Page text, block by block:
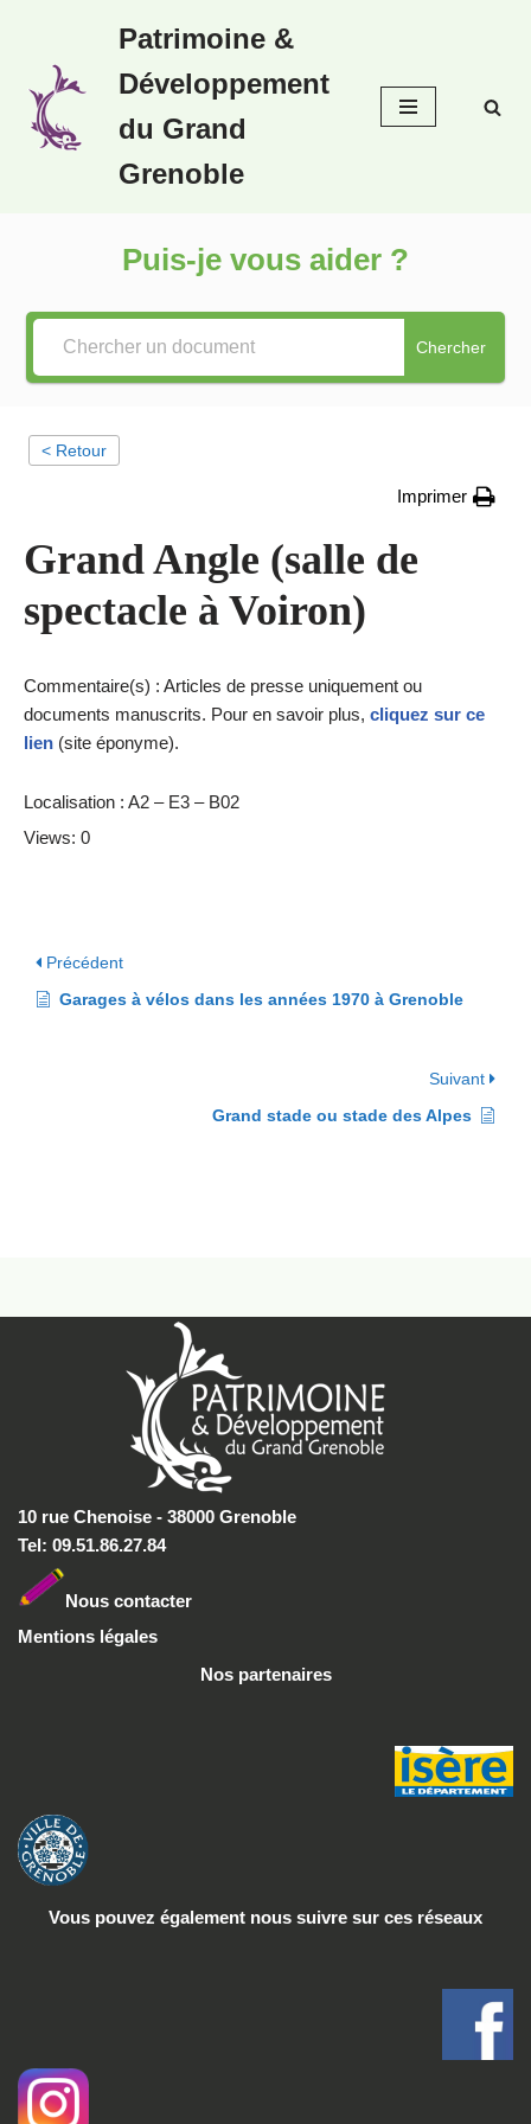
au
contenu
Patrimoine &
Développement
du Grand
Grenoble
Puis-je vous aider ?
Chercher
< Retour
Imprimer
Grand Angle (salle de
spectacle à Voiron)
Commentaire(s) : Articles de presse uniquement ou
documents manuscrits. Pour en savoir plus, cliquez sur ce
lien (site éponyme).
Localisation : A2 – E3 – B02
Views: 0
Précédent
Garages à vélos dans les années 1970 à Grenoble
Suivant
Grand stade ou stade des Alpes
10 rue Chenoise - 38000 Grenoble
Tel: 09.51.86.27.84
Nous contacter
Mentions légales
Nos partenaires
Vous pouvez également nous suivre sur ces réseaux